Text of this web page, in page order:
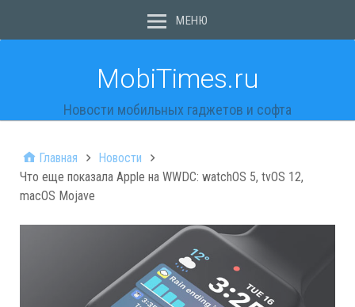
МЕНЮ
MobiTimes.ru
Новости мобильных гаджетов и софта
Главная
Новости
Что еще показала Apple на WWDC: watchOS 5, tvOS 12,
macOS Mojave